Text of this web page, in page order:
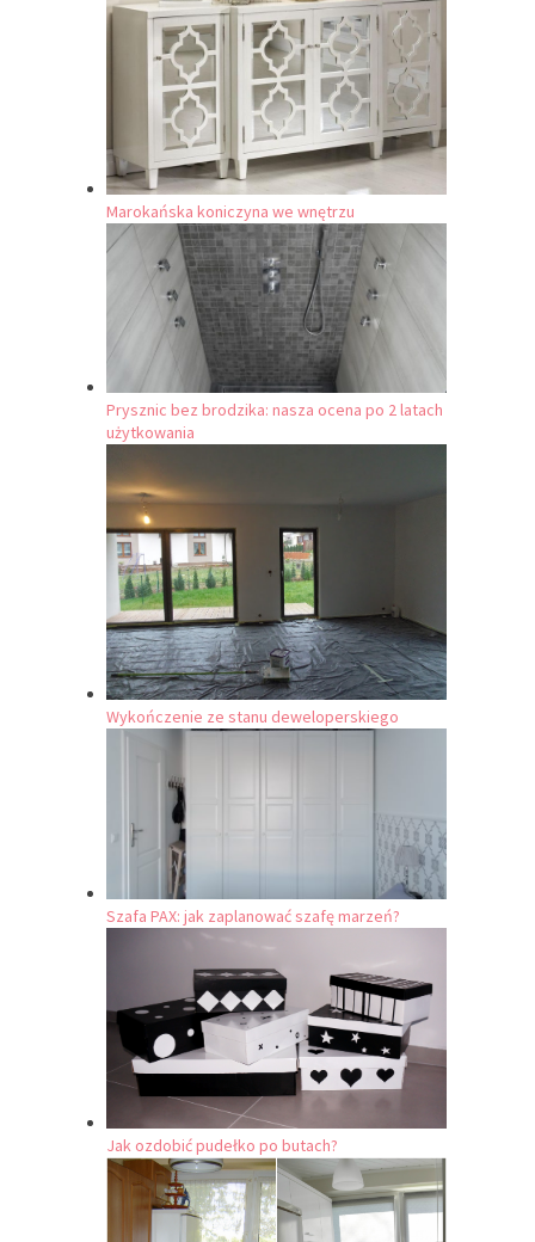
Marokańska koniczyna we wnętrzu
Prysznic bez brodzika: nasza ocena po 2 latach
użytkowania
Wykończenie ze stanu deweloperskiego
Szafa PAX: jak zaplanować szafę marzeń?
Jak ozdobić pudełko po butach?